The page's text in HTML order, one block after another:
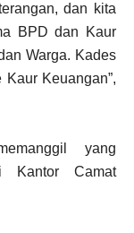
dan kita
BPD dan Kaur
Warga. Kades
Keuangan”,
yang
Kantor Camat